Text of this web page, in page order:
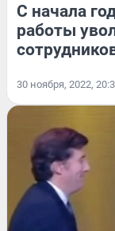
С начала
работы
30 ноября, 2022,